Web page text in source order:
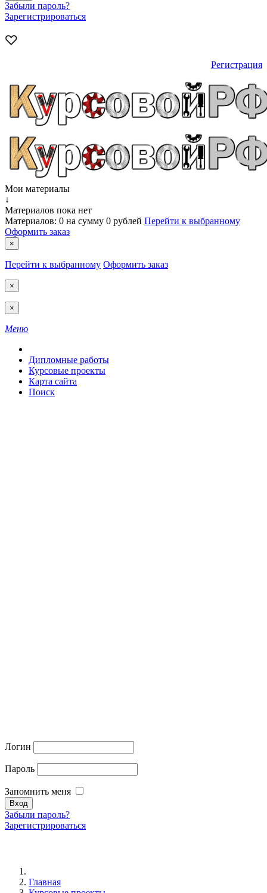
Забыли пароль?
Зарегистрироваться
Регистрация
Мои материалы
↓
Материалов пока нет
Материалов: 0 на сумму 0 рублей Перейти к выбранному
Оформить заказ
×
Перейти к выбранному Оформить заказ
×
×
Меню
Дипломные работы
Курсовые проекты
Карта сайта
Поиск
Логин
Пароль
Запомнить меня
Забыли пароль?
Зарегистрироваться
Главная